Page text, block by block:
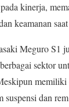
kinerja,
keamanan
Meguro S1
sektor
suspensi dan